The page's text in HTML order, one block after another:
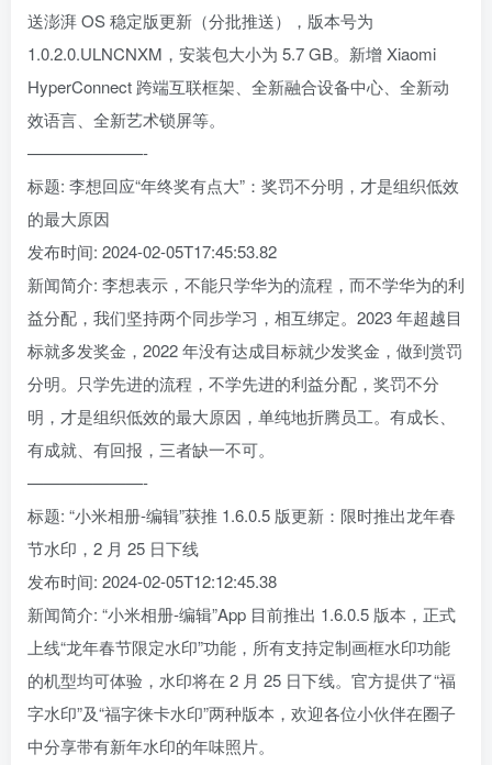
送澎湃 OS 稳定版更新（分批推送），版本号为
1.0.2.0.ULNCNXM，安装包大小为 5.7 GB。新增 Xiaomi
HyperConnect 跨端互联框架、全新融合设备中心、全新动
效语言、全新艺术锁屏等。
———————-
标题: 李想回应“年终奖有点大”：奖罚不分明，才是组织低效
的最大原因
发布时间: 2024-02-05T17:45:53.82
新闻简介: 李想表示，不能只学华为的流程，而不学华为的利
益分配，我们坚持两个同步学习，相互绑定。2023 年超越目
标就多发奖金，2022 年没有达成目标就少发奖金，做到赏罚
分明。只学先进的流程，不学先进的利益分配，奖罚不分
明，才是组织低效的最大原因，单纯地折腾员工。有成长、
有成就、有回报，三者缺一不可。
———————-
标题: “小米相册-编辑”获推 1.6.0.5 版更新：限时推出龙年春
节水印，2 月 25 日下线
发布时间: 2024-02-05T12:12:45.38
新闻简介: “小米相册-编辑”App 目前推出 1.6.0.5 版本，正式
上线“龙年春节限定水印”功能，所有支持定制画框水印功能
的机型均可体验，水印将在 2 月 25 日下线。官方提供了“福
字水印”及“福字徕卡水印”两种版本，欢迎各位小伙伴在圈子
中分享带有新年水印的年味照片。